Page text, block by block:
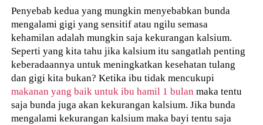
Penyebab kedua yang mungkin menyebabkan bunda
mengalami gigi yang sensitif atau ngilu semasa
kehamilan adalah mungkin saja kekurangan kalsium.
Seperti yang kita tahu jika kalsium itu sangatlah penting
keberadaannya untuk meningkatkan kesehatan tulang
dan gigi kita bukan? Ketika ibu tidak mencukupi
makanan yang baik untuk ibu hamil 1 bulan maka tentu
saja bunda juga akan kekurangan kalsium. Jika bunda
mengalami kekurangan kalsium maka bayi tentu saja